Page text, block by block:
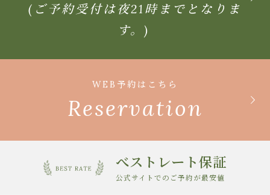
(ご予約受付は夜21時までとなりま
す。)
WEB予約はこちら
Reservation
べストレート保証
公式サイトでのご予約が最安値